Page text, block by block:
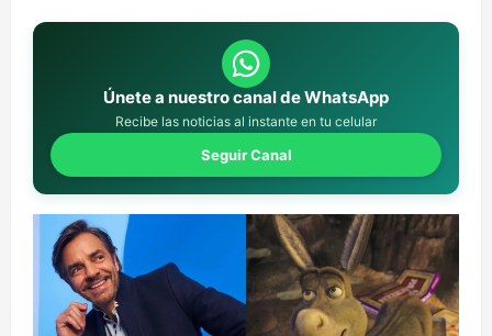
Únete a nuestro canal de WhatsApp
Recibe las noticias al instante en tu celular
Seguir Canal